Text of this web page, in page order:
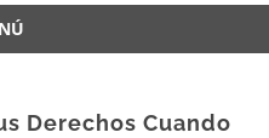
Derechos Cuando